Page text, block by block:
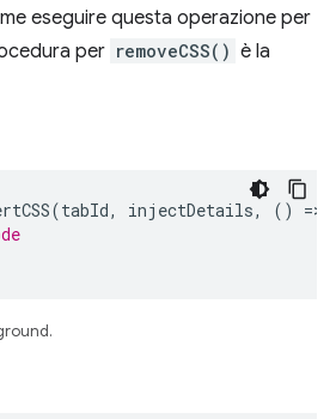
eseguire questa operazione per
per removeCSS() è la
(tabId, injectDetails, () =>